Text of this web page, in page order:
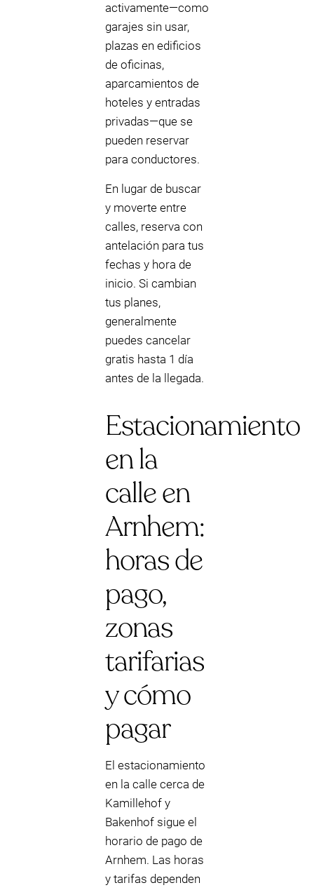
activamente—como
garajes sin usar,
plazas en edificios
de oficinas,
aparcamientos de
hoteles y entradas
privadas—que se
pueden reservar
para conductores.
En lugar de buscar
y moverte entre
calles, reserva con
antelación para tus
fechas y hora de
inicio. Si cambian
tus planes,
generalmente
puedes cancelar
gratis hasta 1 día
antes de la llegada.
Estacionamiento
en la
calle en
Arnhem:
horas de
pago,
zonas
tarifarias
y cómo
pagar
El estacionamiento
en la calle cerca de
Kamillehof y
Bakenhof sigue el
horario de pago de
Arnhem. Las horas
y tarifas dependen